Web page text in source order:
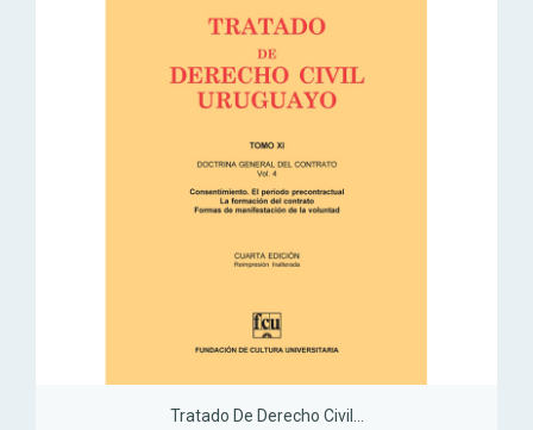
Tratado De Derecho Civil...